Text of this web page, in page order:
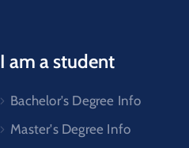
I am a student
Bachelor's Degree Info
Master's Degree Info